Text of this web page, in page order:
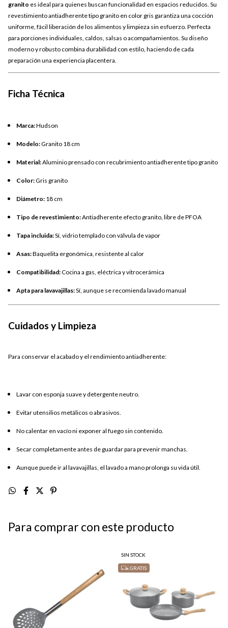
granito es ideal para quienes buscan funcionalidad en espacios reducidos. Su
revestimiento antiadherente tipo granito en color gris garantiza una cocción
uniforme, fácil liberación de los alimentos y limpieza sin esfuerzo. Perfecta
para porciones individuales, caldos, salsas o acompañamientos. Su diseño
moderno y robusto combina durabilidad con estilo, haciendo de cada
preparación una experiencia placentera.
Ficha Técnica
Marca:Hudson
Modelo:Granito 18 cm
Material:Aluminio prensado con recubrimiento antiadherente tipo granito
Color:Gris granito
Diámetro: 18 cm
Tipo de revestimiento:Antiadherente efecto granito, libre de PFOA
Tapa incluida:Sí, vidrio templado con válvula de vapor
Asas:Baquelita ergonómica, resistente al calor
Compatibilidad:Cocina a gas, eléctrica y vitrocerámica
Apta para lavavajillas:Sí, aunque se recomienda lavado manual
Cuidados y Limpieza
Para conservar el acabado y el rendimiento antiadherente:
Lavar con esponja suave y detergente neutro.
Evitar utensilios metálicos o abrasivos.
No calentar en vacío ni exponer al fuego sin contenido.
Secar completamente antes de guardar para prevenir manchas.
Aunque puede ir al lavavajillas, el lavado a mano prolonga su vida útil.
Para comprar con este producto
SIN STOCK
GRATIS